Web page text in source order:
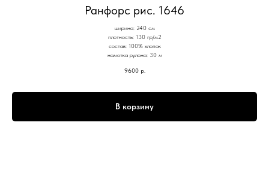
Ранфорс рис. 1646
ширина: 240 см
плотность: 130 гр/м2
состав: 100% хлопок
намотка рулона: 30 м
9600 р.
В корзину